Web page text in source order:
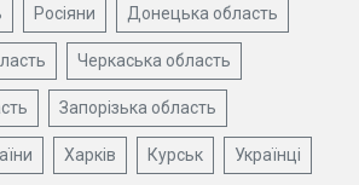
Росіяни Донецька область
Черкаська область
Запорізька область
Харків Курськ Українці